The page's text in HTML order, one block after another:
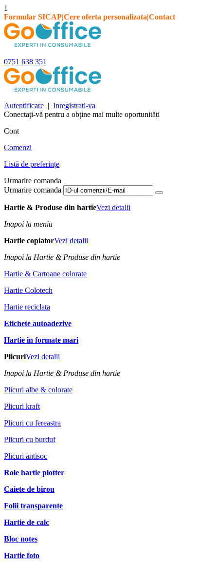
1
Formular SICAP|Cere oferta personalizata|Contact
0751 638 351
Autentificare | Inregistrati-va
Conectați-vă pentru a obține mai multe oportunități
Cont
Comenzi
Listă de preferințe
Urmarire comanda
Urmarire comanda
Hartie & Produse din hartieVezi detalii
Inapoi la meniu
Hartie copiatorVezi detalii
Inapoi la Hartie & Produse din hartie
Hartie & Cartoane colorate
Hartie Colotech
Hartie reciclata
Etichete autoadezive
Hartie in formate mari
PlicuriVezi detalii
Inapoi la Hartie & Produse din hartie
Plicuri albe & colorate
Plicuri kraft
Plicuri cu fereastra
Plicuri cu burduf
Plicuri antisoc
Role hartie plotter
Caiete de birou
Folii transparente
Hartie de calc
Bloc notes
Hartie foto